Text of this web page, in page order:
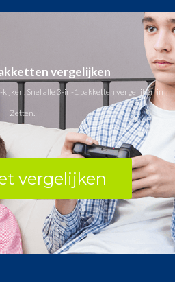
vergelijken
Snel alle 3-in-1 pakketten vergelijken in
Zetten.
vergelijken